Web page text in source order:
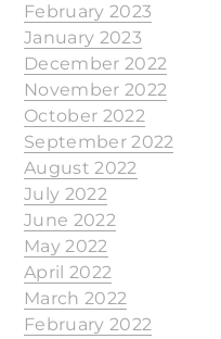
February 2023
January 2023
December 2022
November 2022
October 2022
September 2022
August 2022
July 2022
June 2022
May 2022
April 2022
March 2022
February 2022